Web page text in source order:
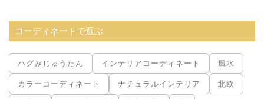
コーディネートで選ぶ
ハグみじゅうたん インテリアコーディネート 風水
カラーコーディネート ナチュラルインテリア 北欧